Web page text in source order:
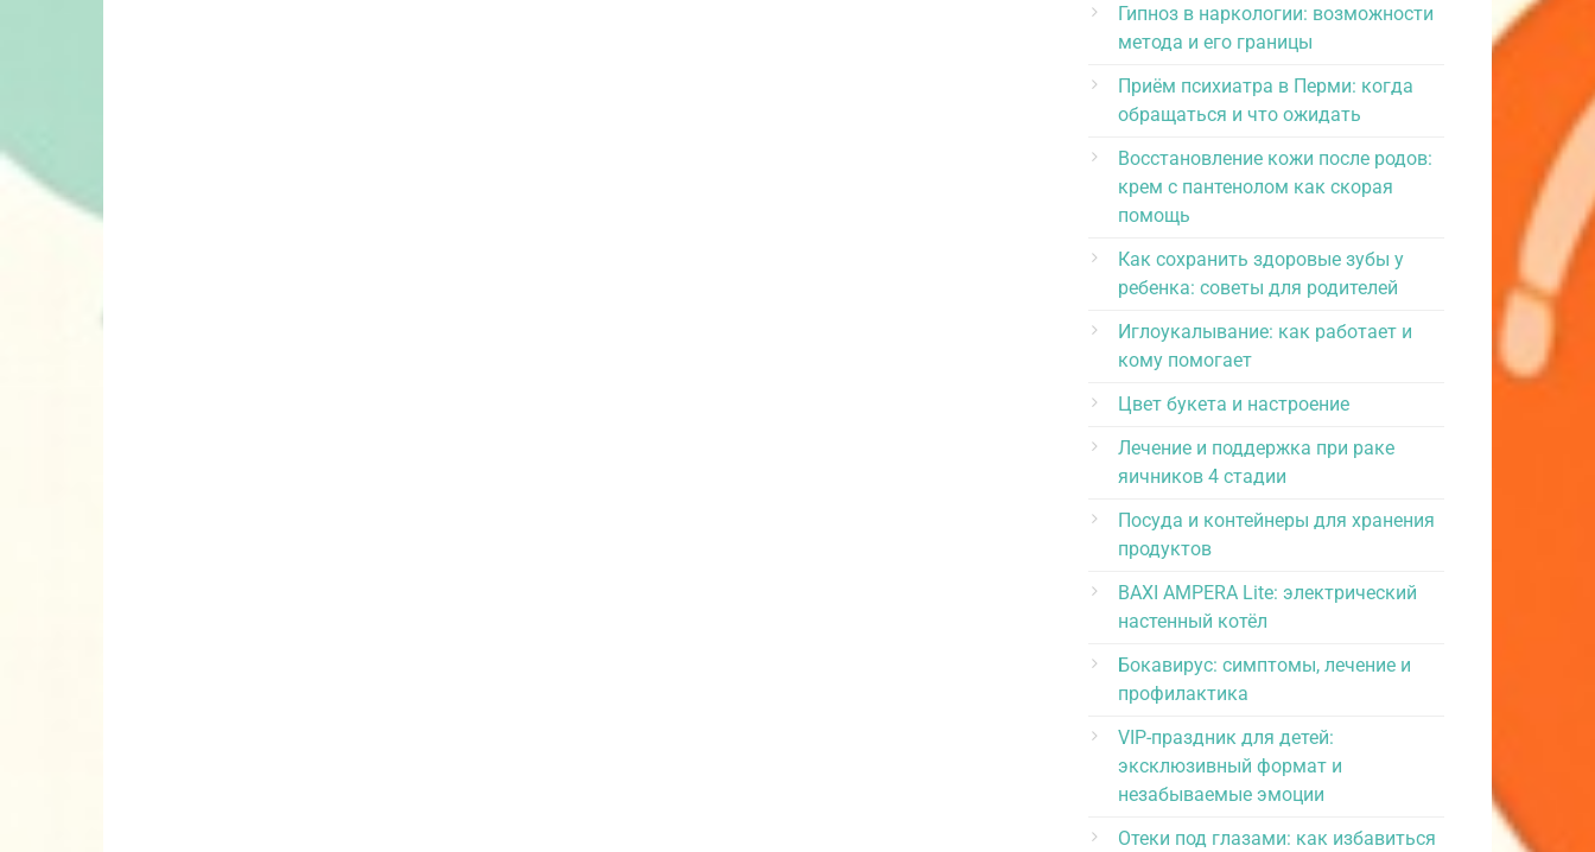
Гипноз в наркологии: возможности
метода и его границы
Приём психиатра в Перми: когда
обращаться и что ожидать
Восстановление кожи после родов:
крем с пантенолом как скорая
помощь
Как сохранить здоровые зубы у
ребенка: советы для родителей
Иглоукалывание: как работает и
кому помогает
Цвет букета и настроение
Лечение и поддержка при раке
яичников 4 стадии
Посуда и контейнеры для хранения
продуктов
BAXI AMPERA Lite: электрический
настенный котёл
Бокавирус: симптомы, лечение и
профилактика
VIP-праздник для детей:
эксклюзивный формат и
незабываемые эмоции
Отеки под глазами: как избавиться